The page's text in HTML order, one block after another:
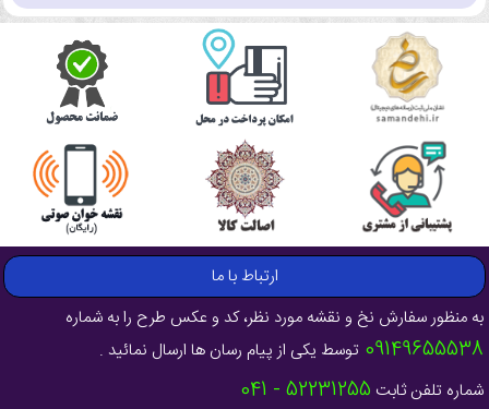
ارتباط با ما
به منظور سفارش نخ و نقشه مورد نظر، کد و عکس طرح را به شماره
09149655538 توسط یکی از پیام رسان ها ارسال نمائید .
شماره تلفن ثابت 52231255 - 041